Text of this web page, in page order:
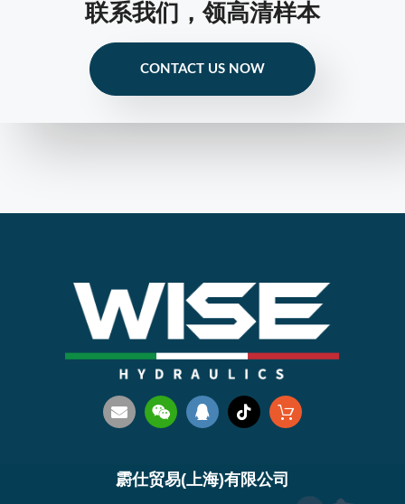
联系我们，领高清样本
CONTACT US NOW
霨仕贸易(上海)有限公司